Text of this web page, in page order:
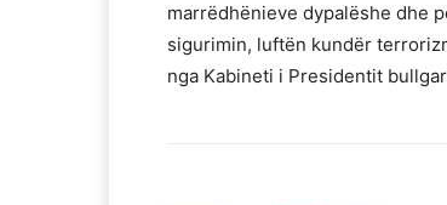
marrëdhënieve dypalëshe dhe
sigurimin, luftën kundër
nga Kabineti i Presidentit bullgar